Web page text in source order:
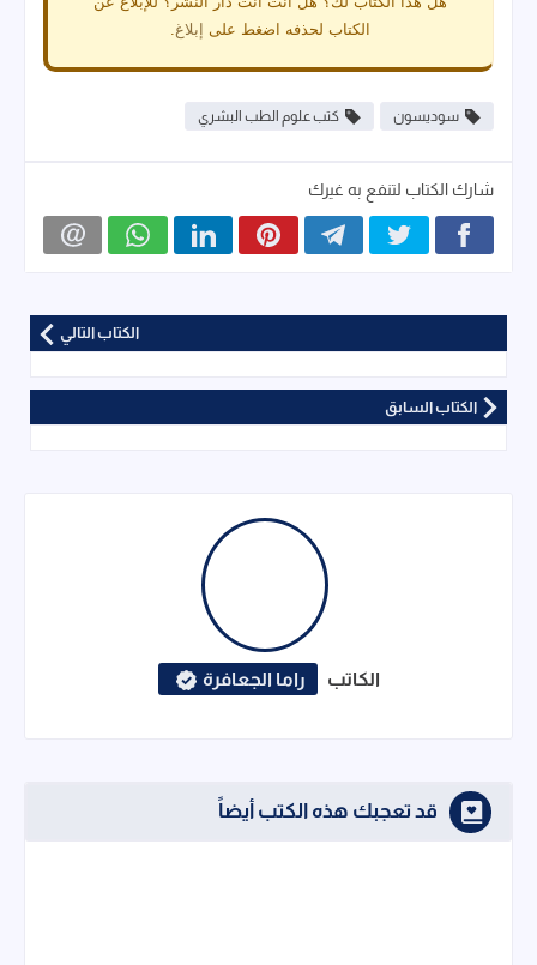
الكتاب لحذفه اضغط على إبلاغ.
سوديسون كتب علوم الطب البشري
شارك الكتاب لتنفع به غيرك
الكتاب التالي
الكتاب السابق
الكاتب راما الجعافرة
قد تعجبك هذه الكتب أيضاً